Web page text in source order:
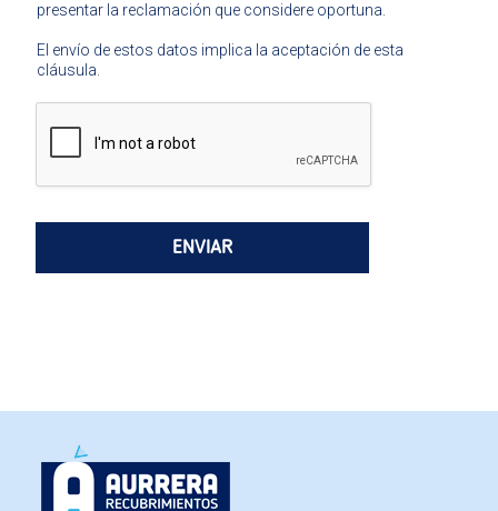
presentar la reclamación que considere oportuna.
El envío de estos datos implica la aceptación de esta
cláusula.
ENVIAR